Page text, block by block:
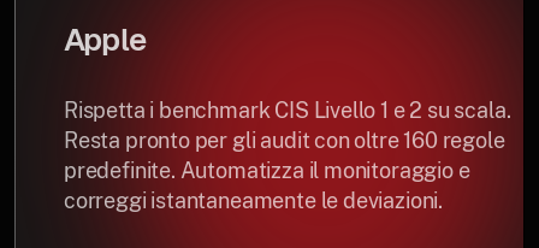
Apple
Rispetta i benchmark CIS Livello 1 e 2 su scala.
Resta pronto per gli audit con oltre 160 regole
predefinite. Automatizza il monitoraggio e
correggi istantaneamente le deviazioni.